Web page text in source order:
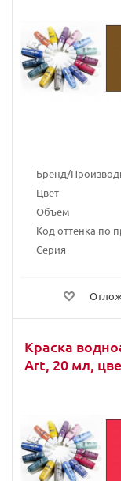
Бренд/
Цвет
Объем
Код оттенка по
Серия
Краска
Art, 20 мл,